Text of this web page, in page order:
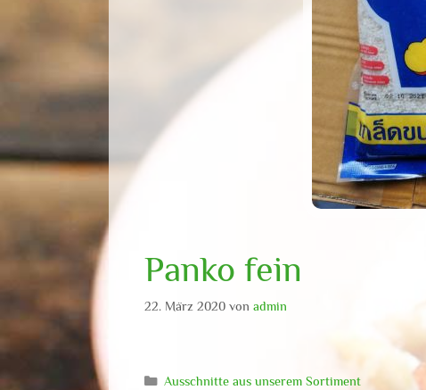
Panko fein
22. März 2020 von admin
Kategorien
Ausschnitte aus unserem Sortiment